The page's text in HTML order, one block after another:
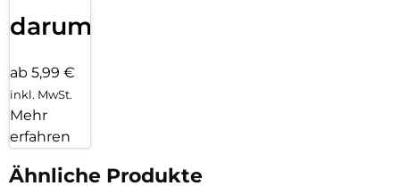
darum!
ab 5,99 €
inkl. MwSt.
Mehr
erfahren
Ähnliche Produkte